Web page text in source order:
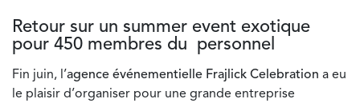
Retour sur un summer event exotique
pour 450 membres du personnel
Fin juin, l’agence événementielle Frajlick Celebration a eu
le plaisir d’organiser pour une grande entreprise